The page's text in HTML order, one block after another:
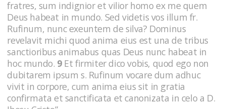
fratres, sum indignior et vilior homo ex me quem
Deus habeat in mundo. Sed videtis vos illum fr.
Rufinum, nunc exeuntem de silva? Dominus
revelavit michi quod anima eius est una de tribus
sanctioribus animabus quas Deus nunc habeat in
hoc mundo. 9Et firmiter dico vobis, quod ego non
dubitarem ipsum s. Rufinum vocare dum adhuc
vivit in corpore, cum anima eius sit in gratia
confirmata et sanctificata et canonizata in celo a D.